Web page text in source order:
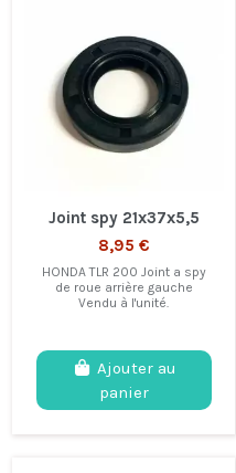
Joint spy 21x37x5,5
8,95 €
HONDA TLR 200 Joint a spy
de roue arrière gauche
Vendu à l'unité.
Ajouter au
panier